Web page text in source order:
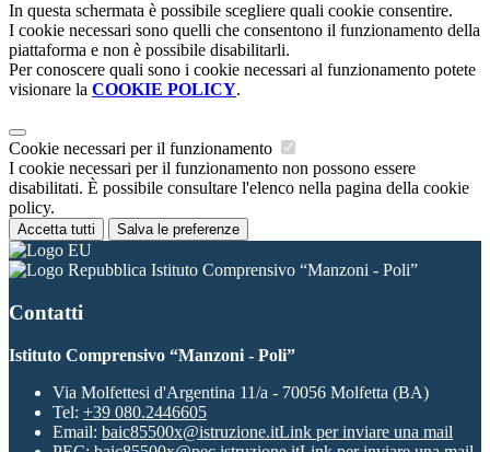
In questa schermata è possibile scegliere quali cookie consentire.
I cookie necessari sono quelli che consentono il funzionamento della
piattaforma e non è possibile disabilitarli.
Per conoscere quali sono i cookie necessari al funzionamento potete
visionare la COOKIE POLICY.
Cookie necessari per il funzionamento
I cookie necessari per il funzionamento non possono essere
disabilitati. È possibile consultare l'elenco nella pagina della cookie
policy.
Accetta tutti Salva le preferenze
Istituto Comprensivo “Manzoni - Poli”
Contatti
Istituto Comprensivo “Manzoni - Poli”
Via Molfettesi d'Argentina 11/a - 70056 Molfetta (BA)
Tel: +39 080.2446605
Email: baic85500x@istruzione.itLink per inviare una mail